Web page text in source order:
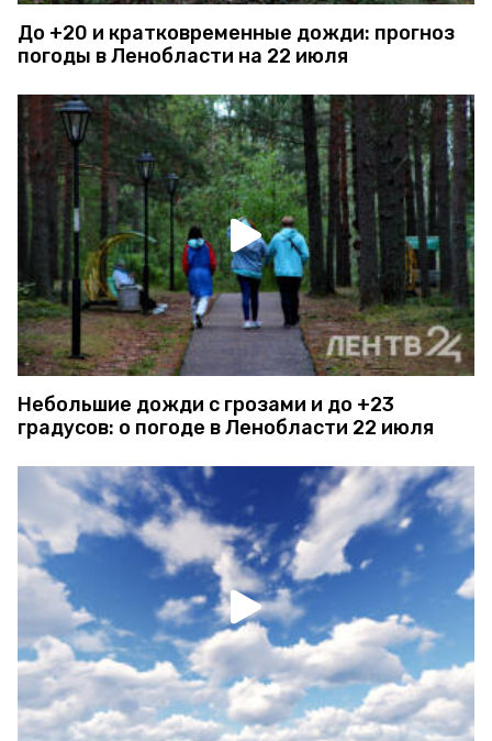
До +20 и кратковременные дожди: прогноз
погоды в Ленобласти на 22 июля
Небольшие дожди с грозами и до +23
градусов: о погоде в Ленобласти 22 июля